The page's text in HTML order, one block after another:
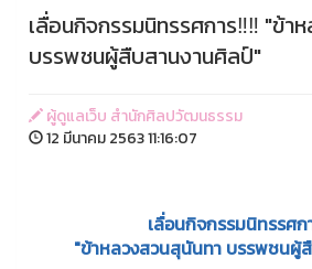
เลื่อนกิจกรรมนิทรรศการ‼‼ "ข้า
บรรพชนผู้สืบสานงานศิลป์"
ผู้ดูแลเว็บ สำนักศิลปวัฒนธรรม
12 มีนาคม 2563 11:16:07
เลื่อนกิจกรรมนิทรรศก
"ข้าหลวงสวนสุนันทา บรรพชนผู้